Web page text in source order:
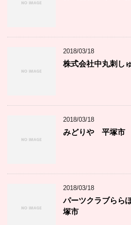
2018/03/18
株式会社中丸刺し
2018/03/18
みどりや 平塚市
2018/03/18
パーツクラブらら
塚市